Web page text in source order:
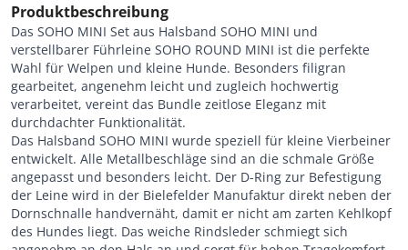
Produktbeschreibung
Das SOHO MINI Set aus Halsband SOHO MINI und
verstellbarer Führleine SOHO ROUND MINI ist die perfekte
Wahl für Welpen und kleine Hunde. Besonders filigran
gearbeitet, angenehm leicht und zugleich hochwertig
verarbeitet, vereint das Bundle zeitlose Eleganz mit
durchdachter Funktionalität.
Das Halsband SOHO MINI wurde speziell für kleine Vierbeiner
entwickelt. Alle Metallbeschläge sind an die schmale Größe
angepasst und besonders leicht. Der D-Ring zur Befestigung
der Leine wird in der Bielefelder Manufaktur direkt neben der
Dornschnalle handvernäht, damit er nicht am zarten Kehlkopf
des Hundes liegt. Das weiche Rindsleder schmiegt sich